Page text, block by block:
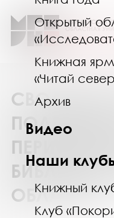
Открытый
Книжная
«Читай
Архив
Видео
Наши
Книжный
Клуб
СВОДНЫЙ
ПОДПИСКИ
ОБЛАСТИ